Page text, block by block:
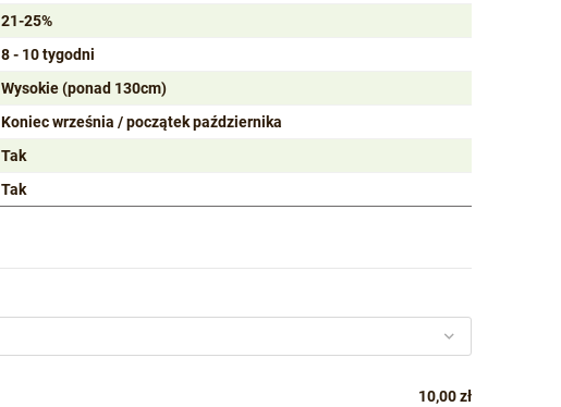
21-25%
8 - 10 tygodni
Wysokie (ponad 130cm)
Koniec września / początek października
Tak
Tak
10,00 zł